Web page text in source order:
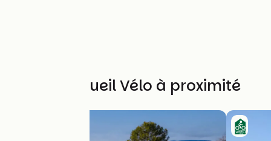
Autres Accueil Vélo à proximité